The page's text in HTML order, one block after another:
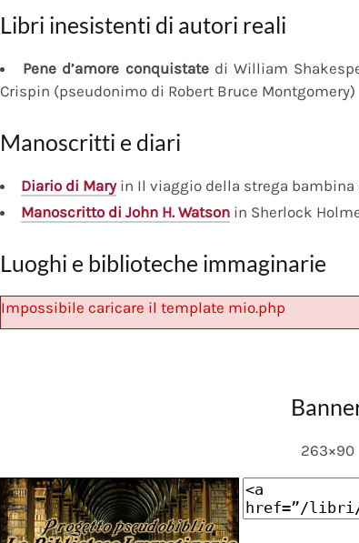
Libri inesistenti di autori reali
Pene d’amore conquistatedi William
Crispin (pseudonimo di Robert Bruce Montgomery)
Manoscritti e diari
Diario di Maryin Il viaggio della strega bambina
Manoscritto di John H. Watson in Sherlock
Luoghi e biblioteche immaginarie
Impossibile caricare il template mio.php
263×90